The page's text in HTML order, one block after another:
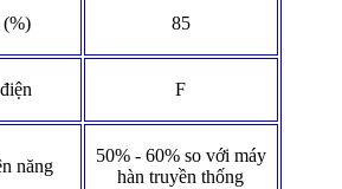
(%) 85
F
năng
50% - 60% so với máy
hàn truyền thống